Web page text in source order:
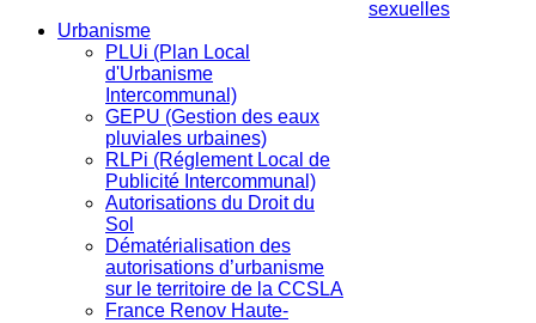
sexuelles
Urbanisme
PLUi (Plan Local
d'Urbanisme
Intercommunal)
GEPU (Gestion des eaux
pluviales urbaines)
RLPi (Réglement Local de
Publicité Intercommunal)
Autorisations du Droit du
Sol
Dématérialisation des
autorisations d’urbanisme
sur le territoire de la CCSLA
France Renov Haute-